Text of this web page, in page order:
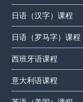
日语（汉字）课程
日语（罗马字）课程
西班牙语课程
意大利语课程